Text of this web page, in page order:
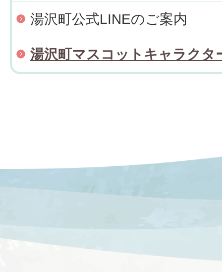
湯沢町公式LINEのご案内
湯沢町マスコットキャラクタ